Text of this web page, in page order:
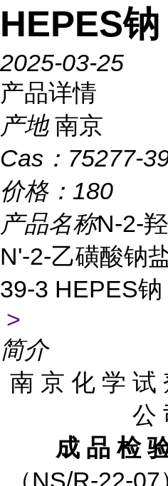
HEPES钠
2025-03-25
产品详情
产地 南京
Cas： 75277-
价格： 180
产品名称N-2-
N'-2-乙磺酸钠
39-3 HEPES钠
>
简介
南 京 化 学 试
公
成 品 检
（NS/R-22-07